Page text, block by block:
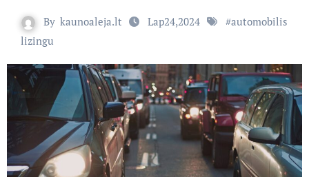
By kaunoaleja.lt Lap24,2024 #automobilis
lizingu